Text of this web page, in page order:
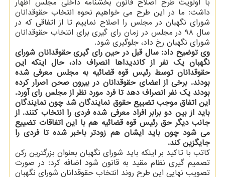
با اولویت طرح اصلاح قانون بخشنامه داخلی مجلس اظهار
داشت: ما در این طرح می خواهیم نحوه انتخاب حقوقدانان
شورای نگهبان در مجلس را اصلاح نماییم تا از اتفاقی که در
سال ۹۸ در مجلس در زمان رای گیری برای انتخاب حقوقدانان
شورای نگهبان رخ داد، جلوگیری شود.
وی توضیح داد: سال قبل در حین رای گیری حقوقدانان شورای
نگهبان یک نفر از کاندیداها انصراف داد، حال اینکه این
حقوقدانان توسط رئیس قوه قضائیه به مجلس معرفی شده
بودند. برخی از اعضای حقوقدانان در بیرون صحن اصرار کرده
بودند یک نفر انصراف دهد تا فرد مورد نظر از مجلس رای آورد.
این اتفاق موجب تضییع حقوق نمایندگان شد چون نمایندگان
باید از بین دو برابر افراد معرفی شده فردی را انتخاب کنند. از
جانب دیگر حق رئیس قوه قضائیه هم با این اتفاقات تضییع
می شود چون باید ایشان هم زودتر باخبر شده تا فردی را
جایگزین کند.
کاتب با تاکید بر اینکه باید شورای نگهبان بعنوان بزرگترین رکن
تصمیم گیری نظام مقید به قانون شود اضافه کرد: در صورت
تصویب نهایی این طرح روند انتخاب حقوقدانان شورای نگهبان